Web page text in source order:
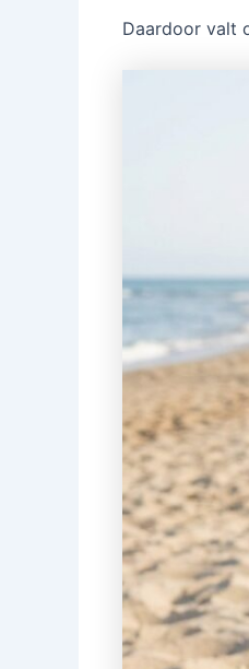
Daardoor valt